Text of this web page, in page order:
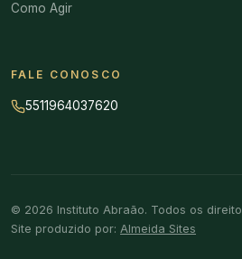
Como Agir
FALE CONOSCO
5511964037620
© 2026 Instituto Abraão. Todos os
Site produzido por: Almeida Sites